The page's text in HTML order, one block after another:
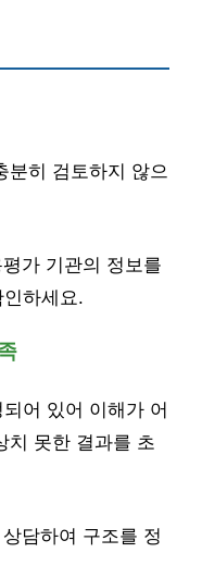
분히 검토하지 않으
가 기관의 정보를
하세요.
어 있어 이해가 어
치 못한 결과를 초
담하여 구조를 정